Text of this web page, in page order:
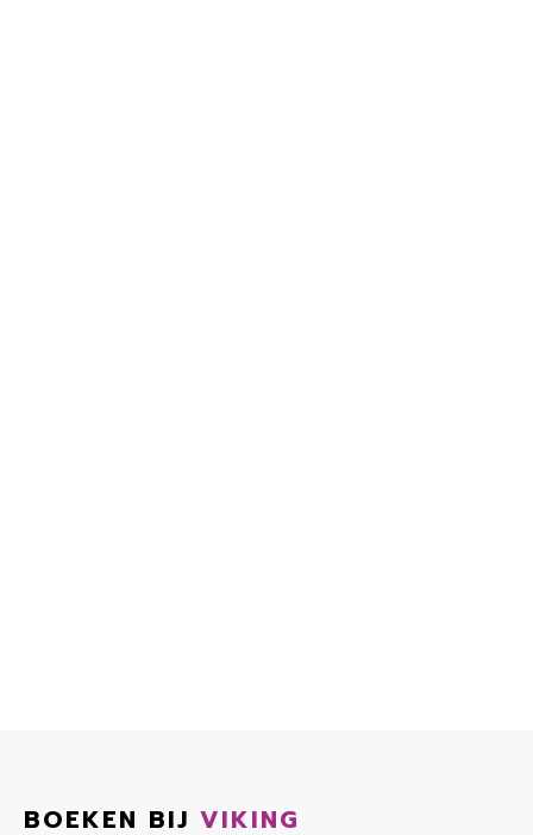
BOEKEN BIJ VIKING